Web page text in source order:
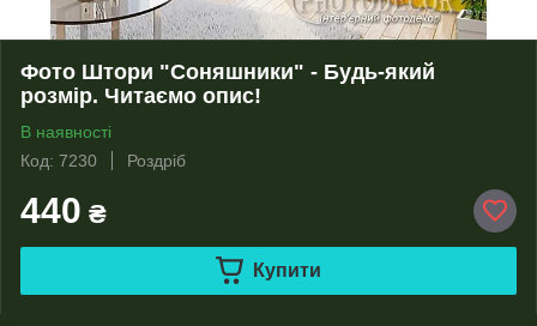
Фото Штори "Соняшники" - Будь-який
розмір. Читаємо опис!
В наявності
Код: 7230
Роздріб
440 ₴
Купити